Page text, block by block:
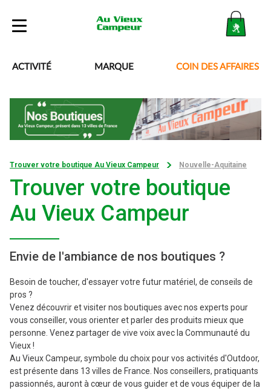
Boutique
Blog
Besoin d’aide ?
ACTIVITÉ MARQUE COIN DES AFFAIRES
Trouver votre boutique Au Vieux Campeur Nouvelle-Aquitaine
Trouver votre boutique
Au Vieux Campeur
Envie de l'ambiance de nos boutiques ?
Besoin de toucher, d'essayer votre futur matériel, de conseils de
pros ?
Venez découvrir et visiter nos boutiques avec nos experts pour
vous conseiller, vous orienter et parler des produits mieux que
personne. Venez partager de vive voix avec la Communauté du
Vieux !
Au Vieux Campeur, symbole du choix pour vos activités d'Outdoor,
est présente dans 13 villes de France. Nos conseillers, pratiquants
passionnés, auront à cœur de vous guider et de vous équiper de la